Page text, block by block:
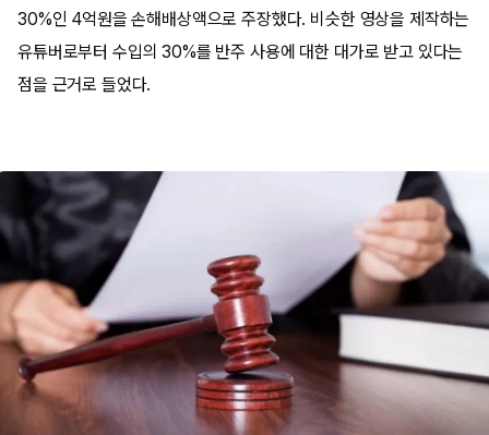
30%인 4억원을 손해배상액으로 주장했다. 비슷한 영상을 제작하는
유튜버로부터 수입의 30%를 반주 사용에 대한 대가로 받고 있다는
점을 근거로 들었다.